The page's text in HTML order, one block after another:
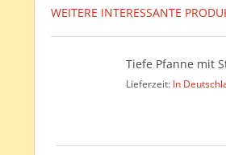
WEITERE INTERESSANTE
Tiefe Pfanne mit
Lieferzeit: In